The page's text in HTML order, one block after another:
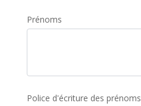
Prénoms
Police d'écriture des prénoms